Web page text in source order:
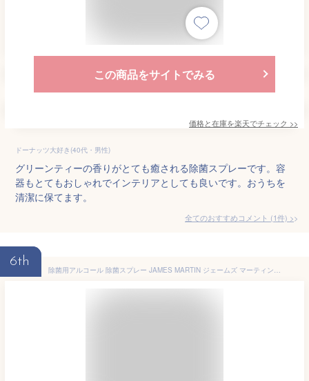
この商品をサイトでみる
価格と在庫を楽天でチェック >>
ドーナッツ大好き(40代・男性)
グリーンティーの香りがとても癒される除菌スプレーです。容
器もとてもおしゃれでインテリアとしても良いです。おうちを
清潔に保てます。
全てのおすすめコメント (1件) >
6th
除菌用アルコール 除菌スプレー JAMES MARTIN ジェームズ マーティン 抗カビ フレッシュサニタイザー 除菌 消臭 500ml スプレー トリガー付き 手洗い 冷蔵庫 包丁 まな板 オフィス ウイルス除去 細菌除去 子ども 弱酸性 ウイルス対策 細菌対策 おしゃれ ジェームズマーティン